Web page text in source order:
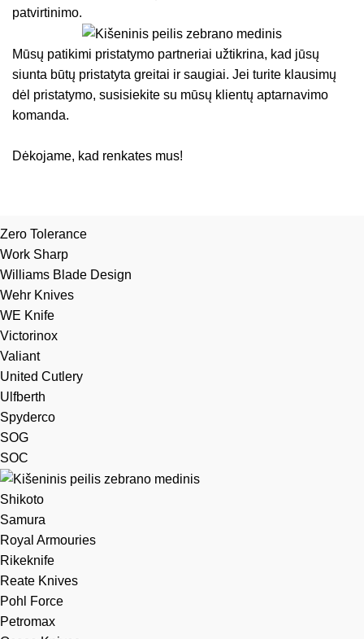
patvirtinimo.
Mūsų patikimi pristatymo partneriai užtikrina, kad jūsų
siunta būtų pristatyta greitai ir saugiai. Jei turite klausimų
dėl pristatymo, susisiekite su mūsų klientų aptarnavimo
komanda.
Dėkojame, kad renkates mus!
Zero Tolerance
Work Sharp
Williams Blade Design
Wehr Knives
WE Knife
Victorinox
Valiant
United Cutlery
Ulfberth
Spyderco
SOG
SOC
Shikoto
Samura
Royal Armouries
Rikeknife
Reate Knives
Pohl Force
Petromax